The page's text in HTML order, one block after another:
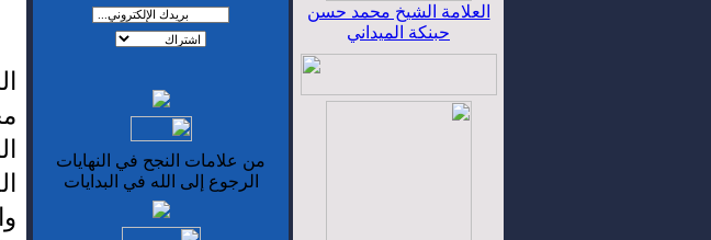
من علامات النجح في النهايات
الرجوع إلى الله في البدايات
العلامة الشيخ محمد حسن
حبنكة الميداني